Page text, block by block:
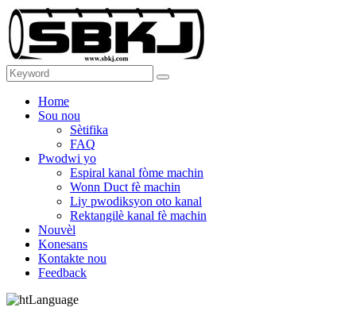
Home
Sou nou
Sètifika
FAQ
Pwodwi yo
Espiral kanal fòme machin
Wonn Duct fè machin
Liy pwodiksyon oto kanal
Rektangilè kanal fè machin
Nouvèl
Konesans
Kontakte nou
Feedback
Language